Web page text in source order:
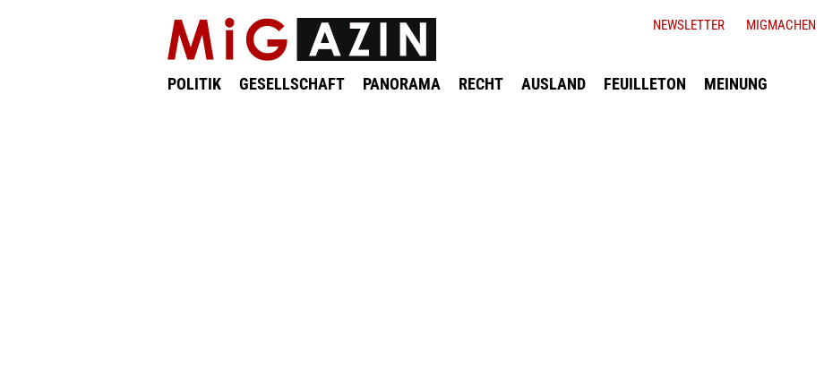
POLITIK GESELLSCHAFT PANORAMA RECHT AUSLAND FEUILLETON MEINUNG
NEWSLETTER MIGMACHEN